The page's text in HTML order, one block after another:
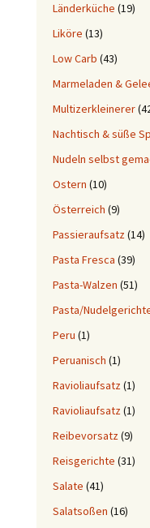
Länderküche (19)
Liköre (13)
Low Carb (43)
Marmeladen &
Multizerkleinerer
Nachtisch & süße
Nudeln selbst
Ostern (10)
Österreich (9)
Passieraufsatz(14)
Pasta Fresca (39)
Pasta-Walzen (51)
Pasta/
Peru (1)
Peruanisch (1)
Ravioliaufsatz(1)
Ravioliaufsatz(1)
Reibevorsatz(9)
Reisgerichte (31)
Salate (41)
Salatsoßen (16)